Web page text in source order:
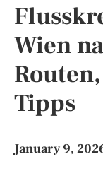
Wien
Tipps
January 9,